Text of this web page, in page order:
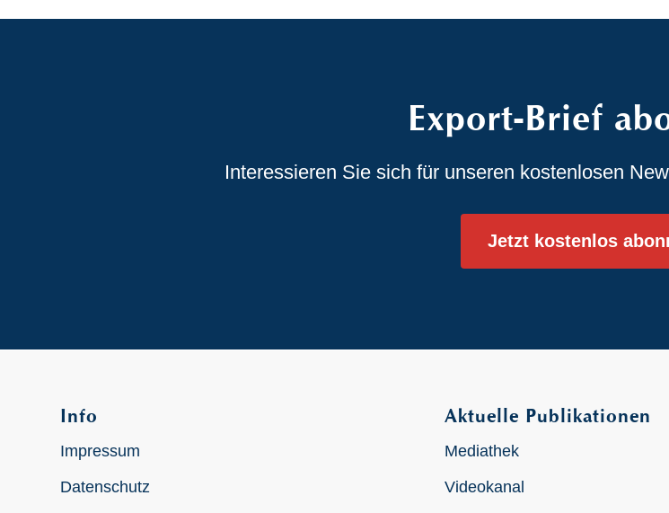
Export-Brief
Interessieren Sie sich für unseren kostenlosen
Jetzt kostenlos
Info
Impressum
Datenschutz
Aktuelle Publikationen
Mediathek
Videokanal